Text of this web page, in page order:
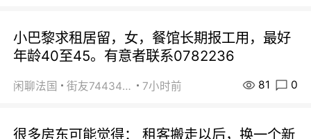
小巴黎求租居留，女，餐馆长期报工用，最好
年龄40至45。有意者联系0782236
闲聊法国 街友74434350 7小时前 81 0
很多房东可能觉得： 租客搬走以后，换一个新